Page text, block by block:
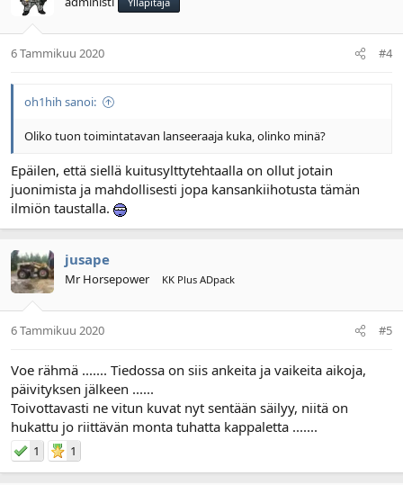
6 Tammikuu 2020 #4
oh1hih sanoi:
Oliko tuon toimintatavan lanseeraaja kuka, olinko minä?
Epäilen, että siellä kuitusylttytehtaalla on ollut jotain
juonimista ja mahdollisesti jopa kansankiihotusta tämän
ilmiön taustalla.
jusape
Mr Horsepower KK Plus ADpack
6 Tammikuu 2020 #5
Voe rähmä ....... Tiedossa on siis ankeita ja vaikeita aikoja,
päivityksen jälkeen ......
Toivottavasti ne vitun kuvat nyt sentään säilyy, niitä on
hukattu jo riittävän monta tuhatta kappaletta .......
1 1